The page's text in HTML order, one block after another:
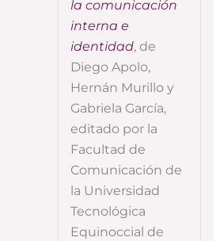
la comunicación
interna e
identidad, de
Diego Apolo,
Hernán Murillo y
Gabriela García,
editado por la
Facultad de
Comunicación de
la Universidad
Tecnológica
Equinoccial de